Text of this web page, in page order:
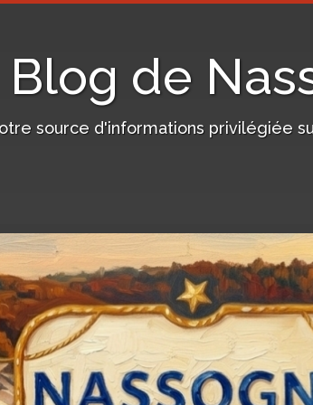
Blog de
source d'informations privilégiée